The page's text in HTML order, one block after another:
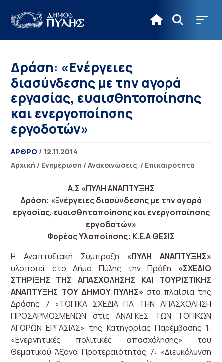
Δράση: «Ενέργειες
διασύνδεσης με την αγορά
εργασίας, ευαισθητοποίησης
και ενεργοποίησης
εργοδοτών»
ΑΡΘΡΟ / 12.11.2014
Αρχική / Ενημέρωση /Ανακοινώσεις / Επικαιρότητα
Α.Σ «ΠΥΛΗ ΑΝΑΠΤΥΞΗΣ
Δράση: «Ενέργειες διασύνδεσης με την αγορά
εργασίας, ευαισθητοποίησης και ενεργοποίησης
εργοδοτών»
Φορέας Υλοποίησης: Κ.Ε.Α ΘΕΣΙΣ
Η Αναπτυξιακή Σύμπραξη «ΠΥΛΗ ΑΝΑΠΤΥΞΗΣ»
υλοποιεί στο Δήμο Πύλης την Πράξη «ΣΧΕΔΙΟ
ΣΤΗΡΙΞΗΣ ΤΗΣ ΑΠΑΣΧΟΛΗΣΗΣ ΚΑΙ ΤΟΥΡΙΣΤΙΚΗΣ
ΑΝΑΠΤΥΞΗΣ ΤΟΥ ΔΗΜΟΥ ΠΥΛΗΣ» στα πλαίσια της
Δράσης 7 «ΤΟΠΙΚΑ ΣΧΕΔΙΑ ΓΙΑ ΤΗΝ ΑΠΑΣΧΟΛΗΣΗ
ΠΡΟΣΑΡΜΟΣΜΕΝΩΝ στις ΑΝΑΓΚΕΣ ΤΩΝ ΤΟΠΙΚΩΝ
ΑΓΟΡΩΝ ΕΡΓΑΣΙΑΣ» της Κατηγορίας Παρέμβασης 1:
«Ενεργητικές πολιτικές απασχόλησης» του
Θεματικού Άξονα Προτεραιότητας 7: «Διευκόλυνση